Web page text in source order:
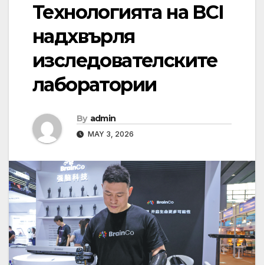
Технологията на BCI
надхвърля
изследователските
лаборатории
By admin
MAY 3, 2026